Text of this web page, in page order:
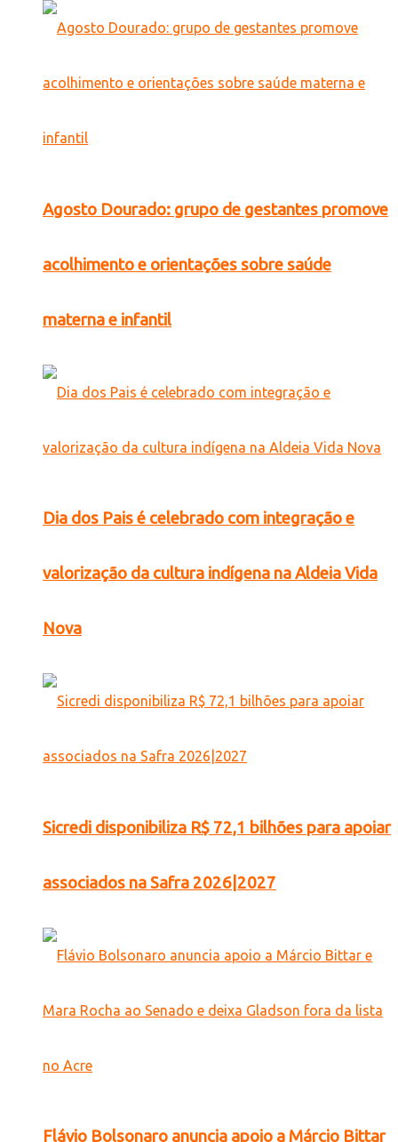
Agosto Dourado: grupo de gestantes promove
acolhimento e orientações sobre saúde
materna e infantil
Dia dos Pais é celebrado com integração e
valorização da cultura indígena na Aldeia Vida
Nova
Sicredi disponibiliza R$ 72,1 bilhões para apoiar
associados na Safra 2026|2027
Flávio Bolsonaro anuncia apoio a Márcio Bittar